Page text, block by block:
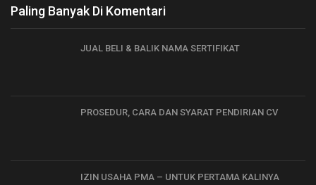
Paling Banyak Di Komentari
JUAL BELI & BALIK NAMA SERTIFIKAT
PROSEDUR, CARA DAN SYARAT PENDIRIAN CV
IZIN USAHA PMA – UNTUK PERTAMA KALINYA